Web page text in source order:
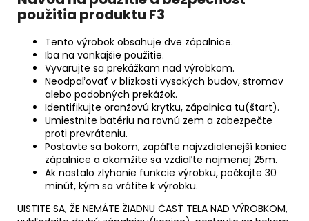
použitia produktu F3
Tento výrobok obsahuje dve zápalnice.
Iba na vonkajšie použitie.
Vyvarujte sa prekážkam nad výrobkom.
Neodpaľovať v blízkosti vysokých budov, stromov
alebo podobných prekážok.
Identifikujte oranžovú krytku, zápalnica tu(štart).
Umiestnite batériu na rovnú zem a zabezpečte
proti prevráteniu.
Postavte sa bokom, zapáľte najvzdialenejší koniec
zápalnice a okamžite sa vzdiaľte najmenej 25m.
Ak nastalo zlyhanie funkcie výrobku, počkajte 30
minút, kým sa vrátite k výrobku.
UISTITE SA, ŽE NEMÁTE ŽIADNU ČASŤ TELA NAD VÝROBKOM,